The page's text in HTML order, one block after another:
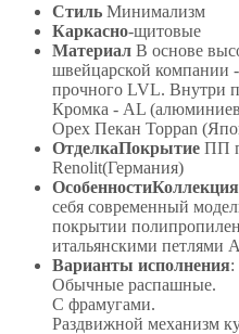
Стиль Минимализм
Каркасно-щитовые
Материал В основе
швейцарской компании
прочного LVL. Внутри
Кромка - AL
Орех Пекан Toppan
ОтделкаПокрытие ПП
Renolit(Германия)
ОсобенностиКоллекция
себя современный
покрытии
итальянскими петлями
Варианты исполнения:
Обычные распашные.
С фрамугами.
Раздвижной механизм